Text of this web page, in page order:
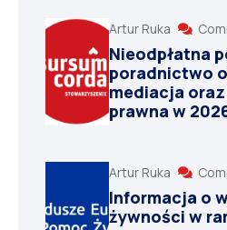
Artur Ruka
Nieodpłatna
poradnictwo
mediacja
prawna w
Artur Ruka
Informacja o
żywności w